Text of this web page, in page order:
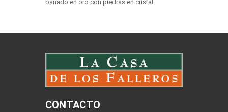
bañado en oro con piedras en cristal.
CONTACTO